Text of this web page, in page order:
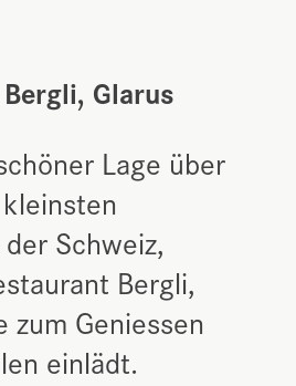
Glarus
Lage über
Schweiz,
Bergli,
zum Geniessen
einlädt.